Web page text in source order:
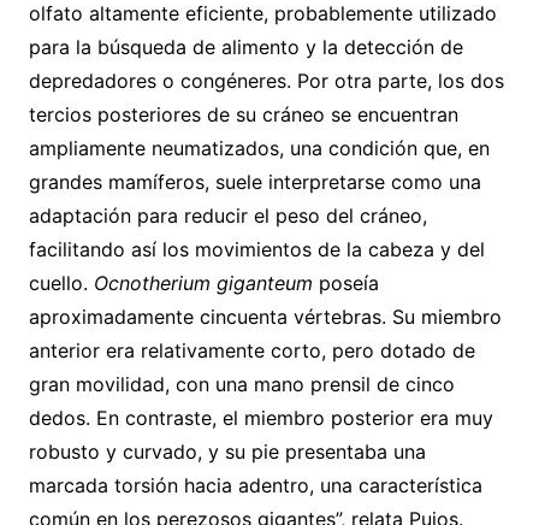
olfato altamente eficiente, probablemente utilizado
para la búsqueda de alimento y la detección de
depredadores o congéneres. Por otra parte, los dos
tercios posteriores de su cráneo se encuentran
ampliamente neumatizados, una condición que, en
grandes mamíferos, suele interpretarse como una
adaptación para reducir el peso del cráneo,
facilitando así los movimientos de la cabeza y del
cuello. Ocnotherium giganteum poseía
aproximadamente cincuenta vértebras. Su miembro
anterior era relativamente corto, pero dotado de
gran movilidad, con una mano prensil de cinco
dedos. En contraste, el miembro posterior era muy
robusto y curvado, y su pie presentaba una
marcada torsión hacia adentro, una característica
común en los perezosos gigantes”, relata Pujos.